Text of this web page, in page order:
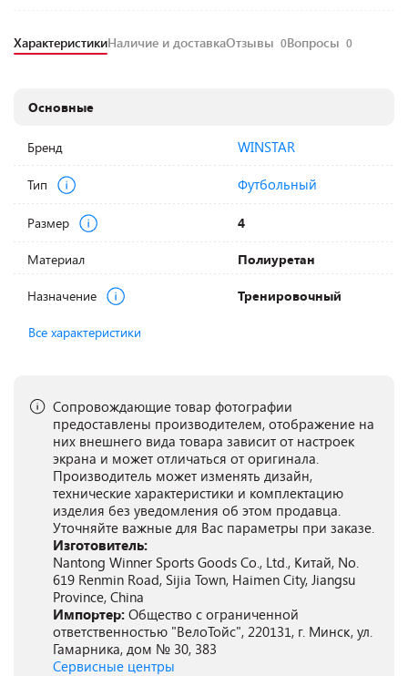
ХарактеристикиНаличие и доставкаОтзывы 0Вопросы 0
Основные
Бренд WINSTAR
Тип Футбольный
Размер 4
Материал Полиуретан
Назначение Тренировочный
Все характеристики
Сопровождающие товар фотографии
предоставлены производителем, отображение на
них внешнего вида товара зависит от настроек
экрана и может отличаться от оригинала.
Производитель может изменять дизайн,
технические характеристики и комплектацию
изделия без уведомления об этом продавца.
Уточняйте важные для Вас параметры при заказе.
Изготовитель:
Nantong Winner Sports Goods Co., Ltd., Китай, No.
619 Renmin Road, Sijia Town, Haimen City, Jiangsu
Province, China
Импортер: Общество с ограниченной
ответственностью "ВелоТойс", 220131, г. Минск, ул.
Гамарника, дом № 30, 383
Сервисные центры